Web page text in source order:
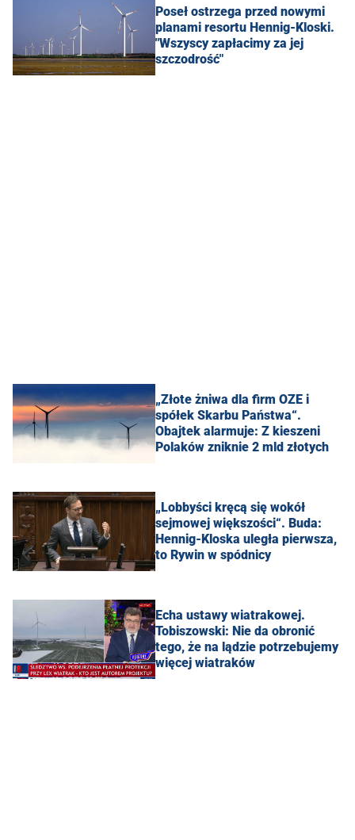
Poseł ostrzega przed nowymi
planami resortu Hennig-Kloski.
"Wszyscy zapłacimy za jej
szczodrość"
„Złote żniwa dla firm OZE i
spółek Skarbu Państwa“.
Obajtek alarmuje: Z kieszeni
Polaków zniknie 2 mld złotych
„Lobbyści kręcą się wokół
sejmowej większości“. Buda:
Hennig-Kloska uległa pierwsza,
to Rywin w spódnicy
Echa ustawy wiatrakowej.
Tobiszowski: Nie da obronić
tego, że na lądzie potrzebujemy
więcej wiatraków